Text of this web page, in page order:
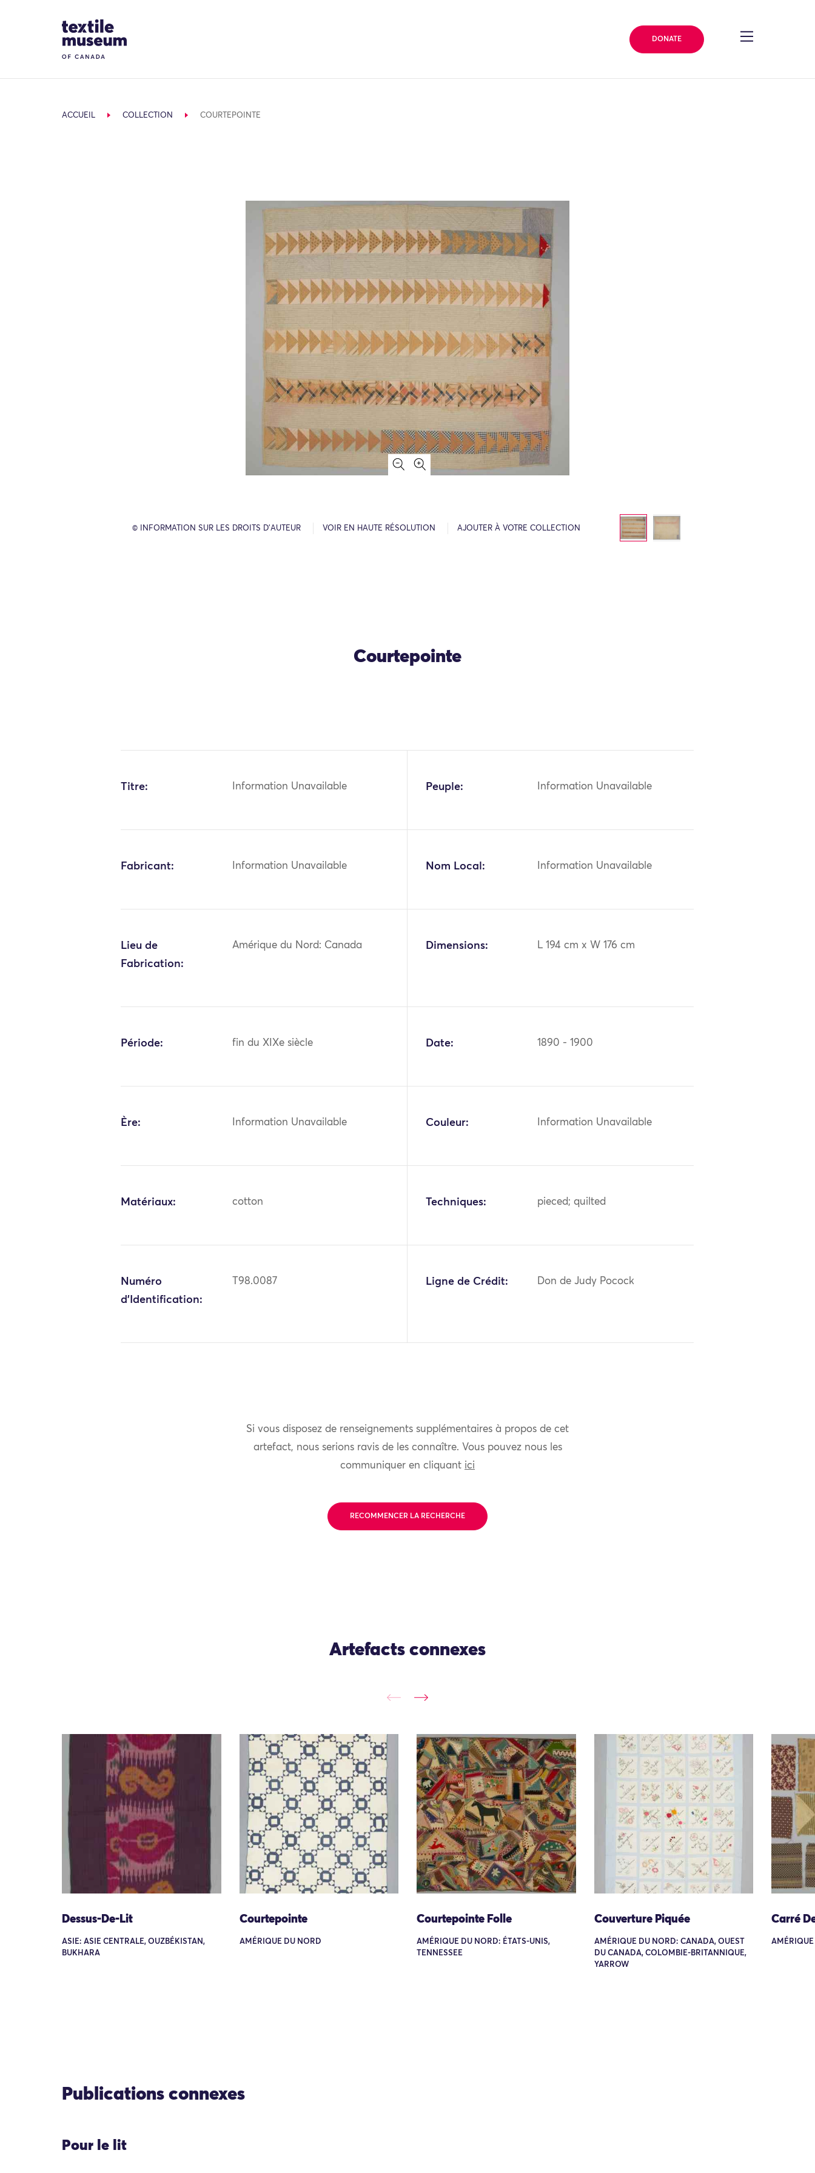
Site Logo
DONATE
ACCUEIL COLLECTION COURTEPOINTE
© INFORMATION SUR LES DROITS D’AUTEUR VOIR EN HAUTE RÉSOLUTION AJOUTER À VOTRE COLLECTION
Courtepointe
Titre: Information Unavailable Peuple: Information Unavailable
Fabricant: Information Unavailable Nom Local: Information Unavailable
Lieu de
Fabrication:
Amérique du Nord: Canada Dimensions: L 194 cm x W 176 cm
Période: fin du XIXe siècle Date: 1890 - 1900
Ère: Information Unavailable Couleur: Information Unavailable
Matériaux: cotton Techniques: pieced; quilted
Numéro
d'Identification:
T98.0087 Ligne de Crédit: Don de Judy Pocock
Si vous disposez de renseignements supplémentaires à propos de cet
artefact, nous serions ravis de les connaître. Vous pouvez nous les
communiquer en cliquant ici
RECOMMENCER LA RECHERCHE
Artefacts connexes
Dessus-De-Lit
ASIE: ASIE CENTRALE, OUZBÉKISTAN,
BUKHARA
Courtepointe
AMÉRIQUE DU NORD
Courtepointe Folle
AMÉRIQUE DU NORD: ÉTATS-UNIS,
TENNESSEE
Couverture Piquée
AMÉRIQUE DU NORD: CANADA, OUEST
DU CANADA, COLOMBIE-BRITANNIQUE,
YARROW
Carré
Publications connexes
Pour le lit